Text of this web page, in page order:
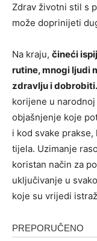
Zdrav životni stil s
može doprinijeti
Na kraju, čineći
rutine, mnogi ljudi
zdravlju i dobrobiti.
korijene u
objašnjenje koje
i kod svake
tijela. Uzimanje
koristan način za
uključivanje u
koje su vrijedi